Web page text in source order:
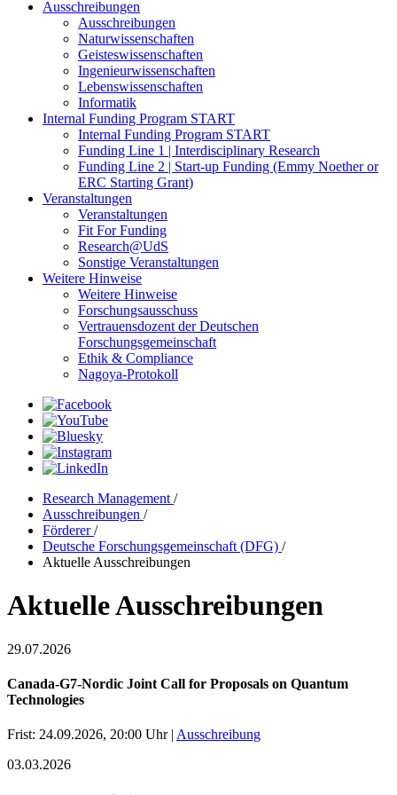
Ausschreibungen
Ausschreibungen
Naturwissenschaften
Geisteswissenschaften
Ingenieurwissenschaften
Lebenswissenschaften
Informatik
Internal Funding Program START
Internal Funding Program START
Funding Line 1 | Interdisciplinary Research
Funding Line 2 | Start-up Funding (Emmy Noether or
ERC Starting Grant)
Veranstaltungen
Veranstaltungen
Fit For Funding
Research@UdS
Sonstige Veranstaltungen
Weitere Hinweise
Weitere Hinweise
Forschungsausschuss
Vertrauensdozent der Deutschen
Forschungsgemeinschaft
Ethik & Compliance
Nagoya-Protokoll
Research Management /
Ausschreibungen /
Förderer/
Deutsche Forschungsgemeinschaft (DFG) /
Aktuelle Ausschreibungen
Aktuelle Ausschreibungen
29.07.2026
Canada-G7-Nordic Joint Call for Proposals on Quantum
Technologies
Frist: 24.09.2026, 20:00 Uhr | Ausschreibung
03.03.2026